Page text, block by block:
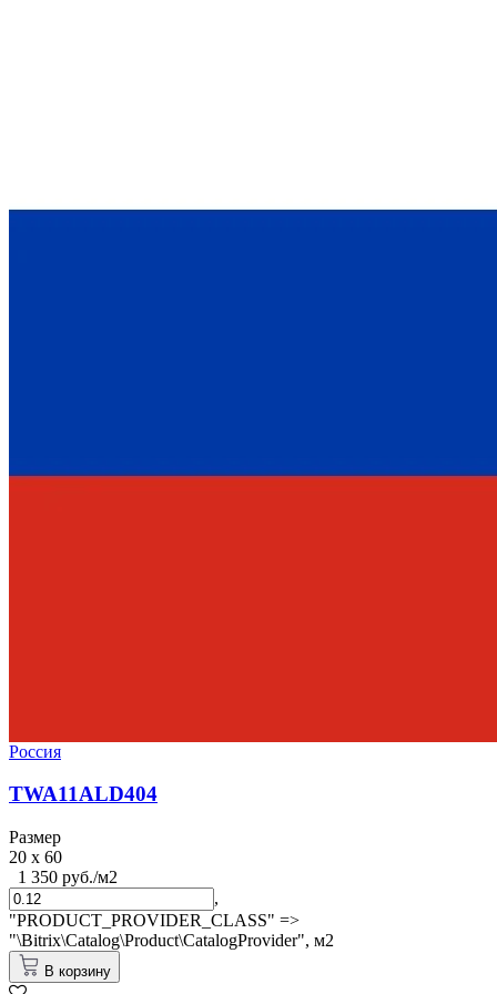
Россия
TWA11ALD404
Размер
20 x 60
1 350 руб./м2
,
"PRODUCT_PROVIDER_CLASS" =>
"\Bitrix\Catalog\Product\CatalogProvider", м2
В корзину